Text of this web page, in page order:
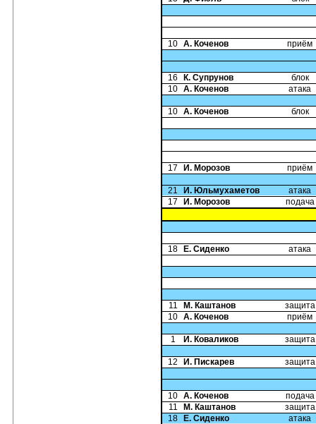
10 А. Коченов приём
16 К. Супрунов
блок
10 А. Коченов атака
10 А. Коченов блок
17 И. Морозов приём
21 И. Юльмухаметов
атака
17
И. Морозов подача
18 Е. Сиденко атака
11 М. Каштанов
защита
10 А. Коченов приём
1 И. Коваликов защита
12 И. Пискарев защита
10 А. Коченов
подача
11
М. Каштанов
защита
18
Е. Сиденко
атака